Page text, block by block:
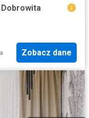
Zobacz dane